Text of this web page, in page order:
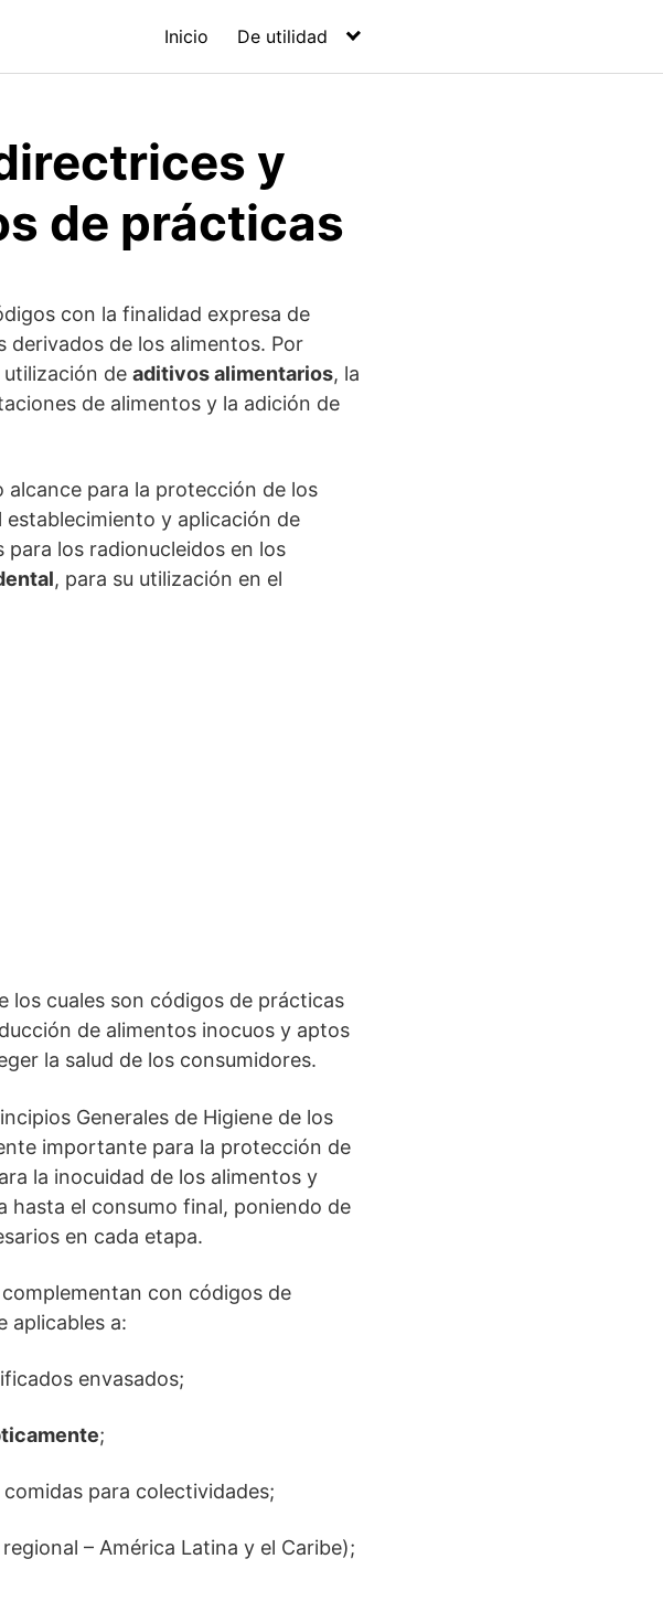
Inicio De utilidad
y
de prácticas
con la finalidad expresa de
derivados de los alimentos. Por
de aditivos alimentarios, la
de alimentos y la adición de
para la protección de los
y aplicación de
los radionucleidos en los
, para su utilización en el
los cuales son códigos de prácticas
de alimentos inocuos y aptos
la salud de los consumidores.
Generales de Higiene de los
importante para la protección de
la inocuidad de los alimentos y
hasta el consumo final, poniendo de
en cada etapa.
con códigos de
aplicables a:
envasados;
;
para colectividades;
– América Latina y el Caribe);